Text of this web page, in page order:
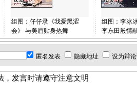
组图：仔仔录《我爱黑涩
会》 与美眉贴身热舞
组图：李冰
李东田殷情
匿名发表 隐藏地址 设为辩